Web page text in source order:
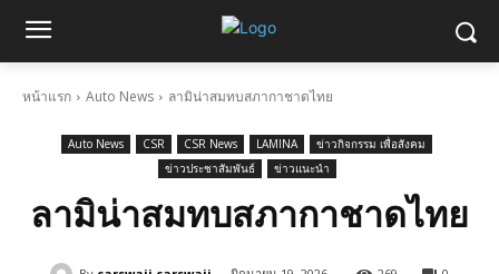
หน้าแรก Auto News ลามิน่าสมทบสภากาชาดไทย
Auto News CSR CSR News LAMINA
ข่าวกิจกรรม เพื่อสังคม
ข่าวประชาสัมพันธ์
ข่าวแนะนำ
ลามิน่าสมทบสภากาชาดไทย